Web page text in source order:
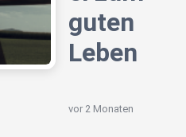
guten
Leben
vor 2 Monaten